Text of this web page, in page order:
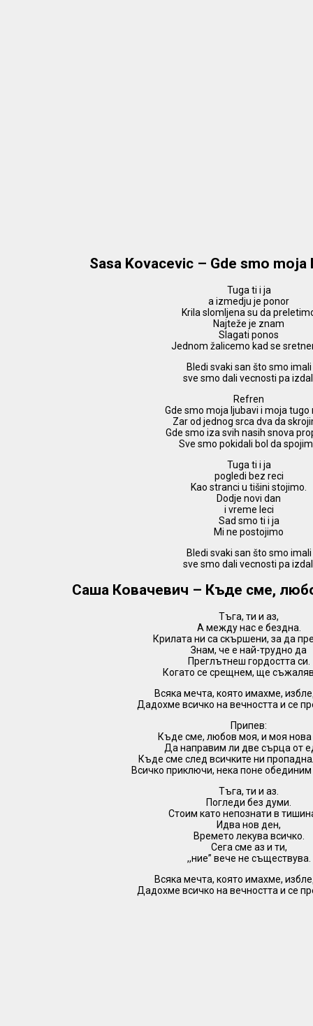
Sasa Kovacevic – Gde smo moja
Tuga ti i ja
a izmedju je ponor
Krila slomljena su da
Najteže je znam
Slagati ponos
Jednom žalicemo kad se
Bledi svaki san što smo imali
sve smo dali vecnosti pa
Refren
Gde smo moja ljubavi i moja tugo
Zar od jednog srca dva da
Gde smo iza svih nasih snova
Sve smo pokidali bol da
Tuga ti i ja
pogledi bez reci
Kao stranci u tišini stojimo.
Dodje novi dan
i vreme leci
Sad smo ti i ja
Mi ne postojimo
Bledi svaki san što smo imali
sve smo dali vecnosti pa
Саша Ковачевич – Къде сме,
Тъга, ти и аз,
А между нас е бездна.
Крилата ни са скършени, за да
Знам, че е най-трудно да
Преглътнеш гордостта си.
Когато се срещнем, ще
Всяка мечта, която имахме,
Дадохме всичко на вечността и се
Припев:
Къде сме, любов моя, и моя нова
Да направим ли две сърца от
Къде сме след всичките ни
Всичко приключи, нека поне обединим
Тъга, ти и аз.
Погледи без думи.
Стоим като непознати в
Идва нов ден,
Времето лекува всичко.
Сега сме аз и ти,
,,ние” вече не съществува.
Всяка мечта, която имахме,
Дадохме всичко на вечността и се